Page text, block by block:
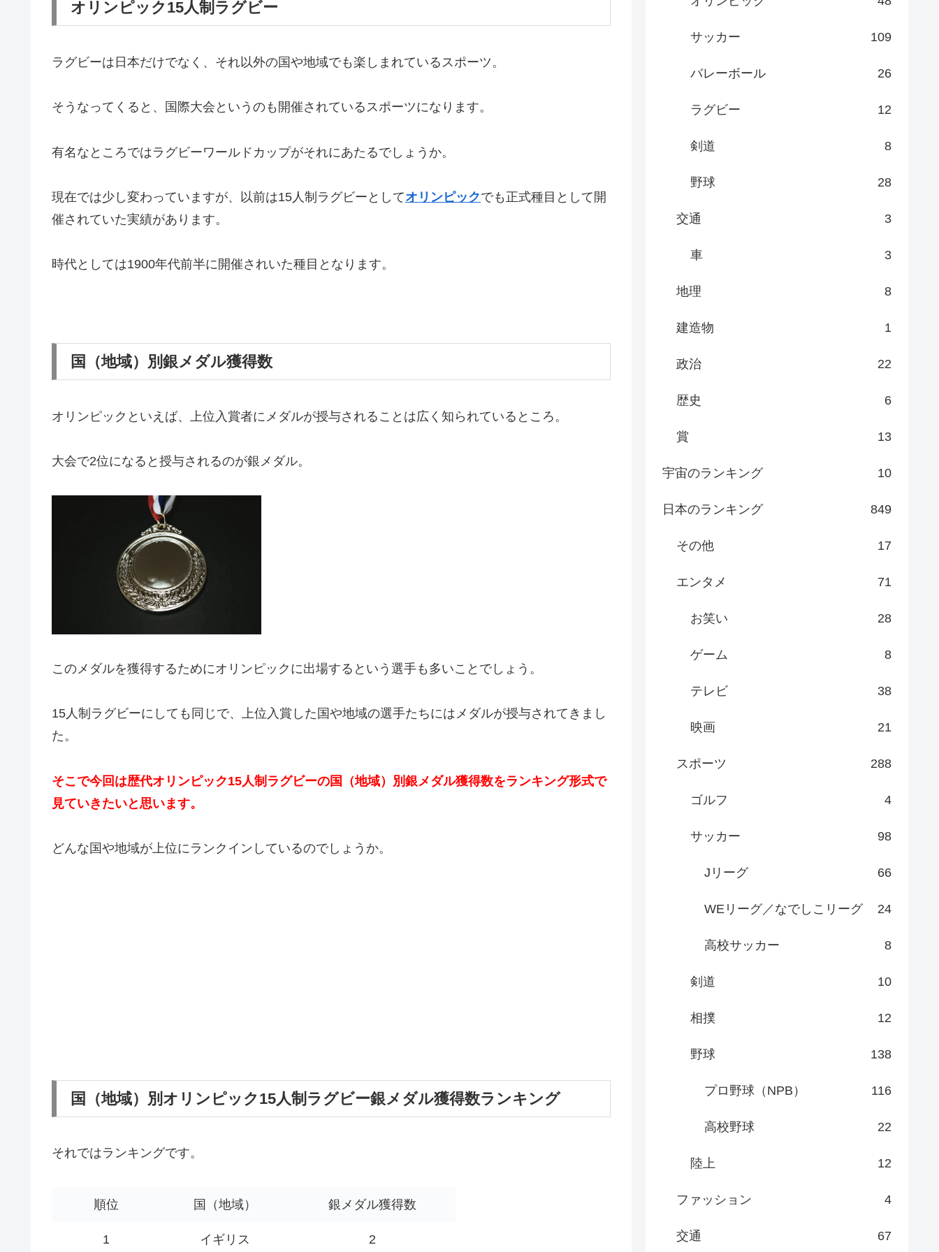
オリンピック15人制ラグビー
ラグビーは日本だけでなく、それ以外の国や地域でも楽しまれているスポーツ。
そうなってくると、国際大会というのも開催されているスポーツになります。
有名なところではラグビーワールドカップがそれにあたるでしょうか。
現在では少し変わっていますが、以前は15人制ラグビーとしてオリンピックでも正式種目として開
催されていた実績があります。
時代としては1900年代前半に開催されいた種目となります。
国（地域）別銀メダル獲得数
オリンピックといえば、上位入賞者にメダルが授与されることは広く知られているところ。
大会で2位になると授与されるのが銀メダル。
このメダルを獲得するためにオリンピックに出場するという選手も多いことでしょう。
15人制ラグビーにしても同じで、上位入賞した国や地域の選手たちにはメダルが授与されてきまし
た。
そこで今回は歴代オリンピック15人制ラグビーの国（地域）別銀メダル獲得数をランキング形式で
見ていきたいと思います。
どんな国や地域が上位にランクインしているのでしょうか。
国（地域）別オリンピック15人制ラグビー銀メダル獲得数ランキング
それではランキングです。
順位 国（地域） 銀メダル獲得数
1 イギリス 2
サッカー 109
バレーボール 26
ラグビー 12
剣道 8
野球 28
交通 3
車 3
地理 8
建造物 1
政治 22
歴史 6
賞 13
宇宙のランキング 10
日本のランキング 849
その他 17
エンタメ 71
お笑い 28
ゲーム 8
テレビ 38
映画 21
スポーツ 288
ゴルフ 4
サッカー 98
Jリーグ 66
WEリーグ／なでしこリーグ 24
高校サッカー 8
剣道 10
相撲 12
野球 138
プロ野球（NPB） 116
高校野球 22
陸上 12
ファッション 4
交通 67